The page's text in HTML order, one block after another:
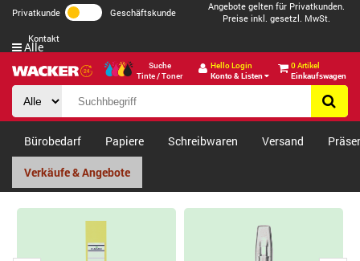
Privatkunde Geschäftskunde
Angebote gelten für Privatkunden.
Preise inkl. gesetzl. MwSt.
Kontakt
Suche
Tinte / Toner
Hello Login
Konto & Listen
0 Artikel
Einkaufswagen
Alle
Bürobedarf Papiere Schreibwaren Versand
Verkäufe & Angebote